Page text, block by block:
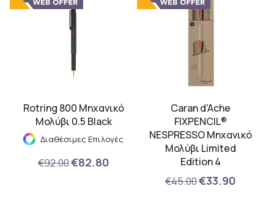
Rotring 800 Μηχανικό
Μολύβι 0.5 Black
Διαθέσιμες Επιλογές
€92.00€82.80
Caran d'Ache
FIXPENCIL®
NESPRESSO Μηχανικό
Μολύβι Limited
Edition 4
€45.00€33.90